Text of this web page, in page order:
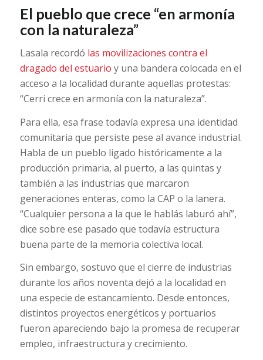
El pueblo que crece “en armonía
con la naturaleza”
Lasala recordó las movilizaciones contra el
dragado del estuario y una bandera colocada en el
acceso a la localidad durante aquellas protestas:
“Cerri crece en armonía con la naturaleza”.
Para ella, esa frase todavía expresa una identidad
comunitaria que persiste pese al avance industrial.
Habla de un pueblo ligado históricamente a la
producción primaria, al puerto, a las quintas y
también a las industrias que marcaron
generaciones enteras, como la CAP o la lanera.
“Cualquier persona a la que le hablás laburó ahí”,
dice sobre ese pasado que todavía estructura
buena parte de la memoria colectiva local.
Sin embargo, sostuvo que el cierre de industrias
durante los años noventa dejó a la localidad en
una especie de estancamiento. Desde entonces,
distintos proyectos energéticos y portuarios
fueron apareciendo bajo la promesa de recuperar
empleo, infraestructura y crecimiento.